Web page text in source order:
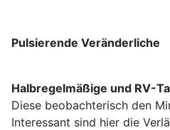
Pulsierende Veränderliche
Halbregelmäßige und RV-
Diese beobachterisch den
Interessant sind hier die